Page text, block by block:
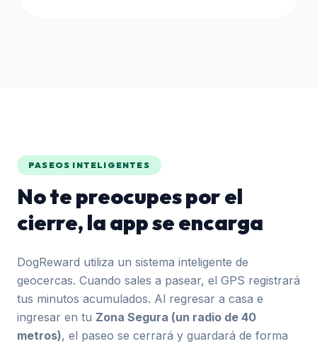
PASEOS INTELIGENTES
No te preocupes por el
cierre, la app se encarga
DogReward utiliza un sistema inteligente de
geocercas. Cuando sales a pasear, el GPS registrará
tus minutos acumulados. Al regresar a casa e
ingresar en tu Zona Segura (un radio de 40
metros), el paseo se cerrará y guardará de forma